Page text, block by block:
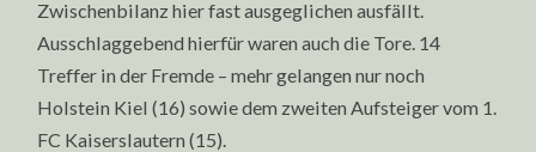
Zwischenbilanz hier fast ausgeglichen ausfällt.
Ausschlaggebend hierfür waren auch die Tore. 14
Treffer in der Fremde – mehr gelangen nur noch
Holstein Kiel (16) sowie dem zweiten Aufsteiger vom 1.
FC Kaiserslautern (15).